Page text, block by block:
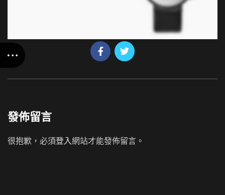
發佈留言
很抱歉，必須登入網站才能發佈留言。